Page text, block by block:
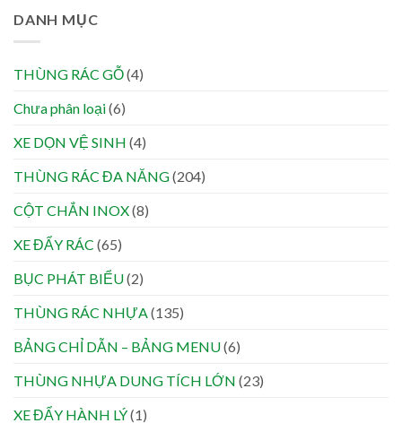
DANH MỤC
THÙNG RÁC GỖ(4)
Chưa phân loại(6)
XE DỌN VỆ SINH (4)
THÙNG RÁC ĐA NĂNG(204)
CỘT CHẮN INOX(8)
XE ĐẨY RÁC (65)
BỤC PHÁT BIỂU(2)
THÙNG RÁC NHỰA (135)
BẢNG CHỈ DẪN – BẢNG MENU(6)
THÙNG NHỰA DUNG TÍCH LỚN (23)
XE ĐẨY HÀNH LÝ(1)